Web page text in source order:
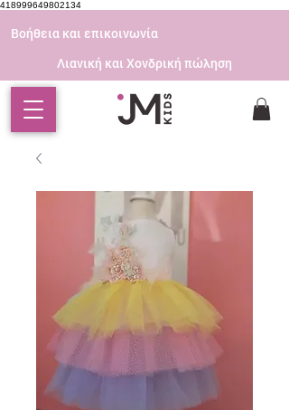
418999649802134
Βοήθεια και επικοινωνία
Λιανική και Χονδρική πώληση